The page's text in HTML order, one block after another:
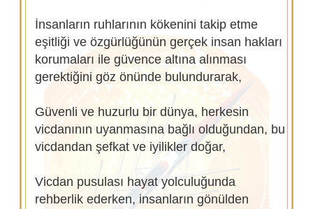
İnsanların ruhlarının kökenini takip etme
eşitliği ve özgürlüğünün gerçek insan hakları
korumaları ile güvence altına alınması
gerektiğini göz önünde bulundurarak,
Güvenli ve huzurlu bir dünya, herkesin
vicdanının uyanmasına bağlı olduğundan, bu
vicdandan şefkat ve iyilikler doğar,
Vicdan pusulası hayat yolculuğunda
rehberlik ederken, insanların gönülden